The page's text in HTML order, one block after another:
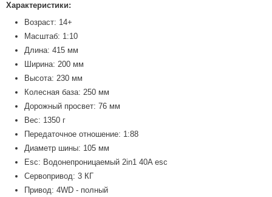
Характеристики:
Возраст: 14+
Масштаб: 1:10
Длина: 415 мм
Ширина: 200 мм
Высота: 230 мм
Колесная база: 250 мм
Дорожный просвет: 76 мм
Вес: 1350 г
Передаточное отношение: 1:88
Диаметр шины: 105 мм
Esc: Водонепроницаемый 2in1 40A esc
Сервопривод: 3 КГ
Привод: 4WD - полный